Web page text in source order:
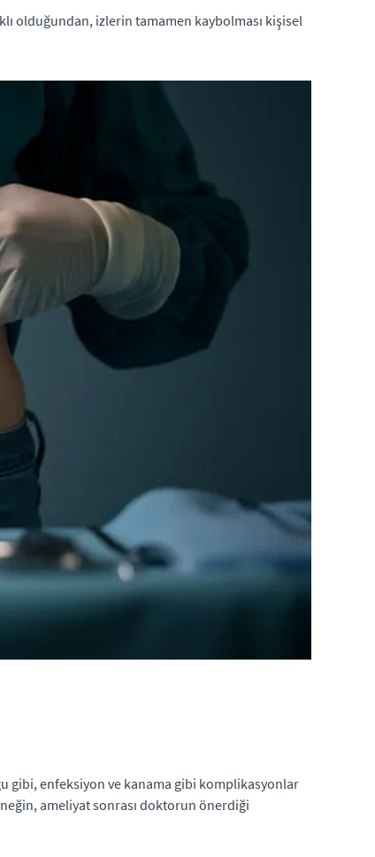
olduğundan, izlerin tamamen kaybolması kişisel
gibi, enfeksiyon ve kanama gibi komplikasyonlar
ameliyat sonrası doktorun önerdiği